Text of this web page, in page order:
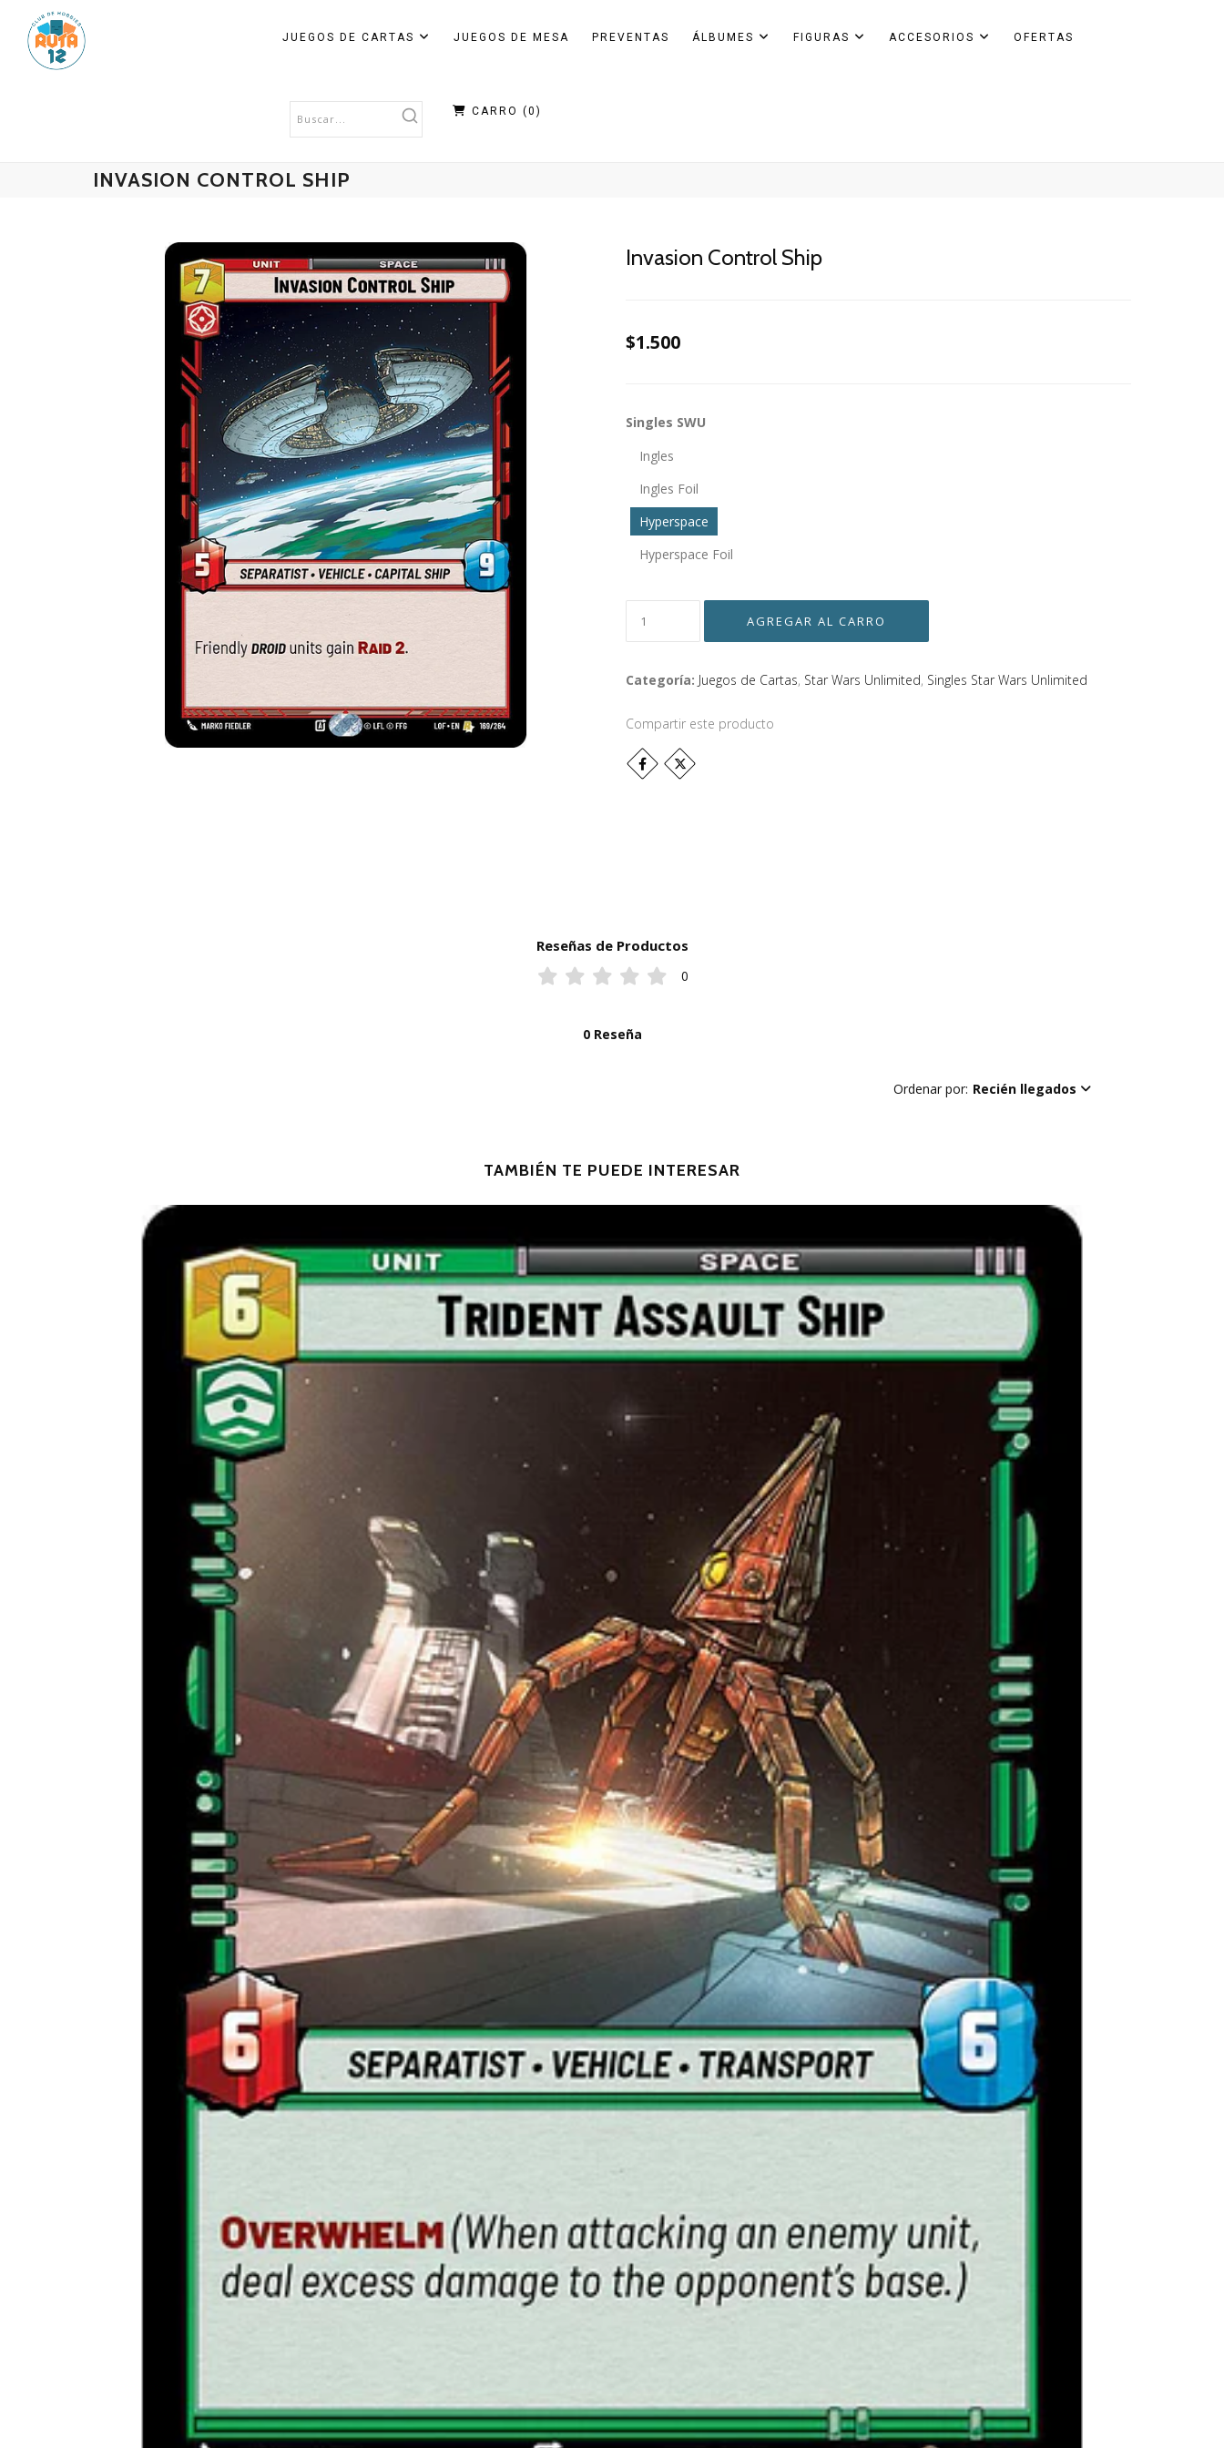
JUEGOS DE CARTAS JUEGOS DE MESA PREVENTAS ÁLBUMES FIGURAS ACCESORIOS OFERTAS
CARRO (0 )
INVASION CONTROL SHIP
Invasion Control Ship
$1.500
Singles SWU
Ingles
Ingles Foil
Hyperspace
Hyperspace Foil
Categoría: Juegos de Cartas, Star Wars Unlimited, Singles Star Wars Unlimited
Compartir este producto
Reseñas de Productos
0
0 Reseña
Ordenar por: Recién llegados
TAMBIÉN TE PUEDE INTERESAR